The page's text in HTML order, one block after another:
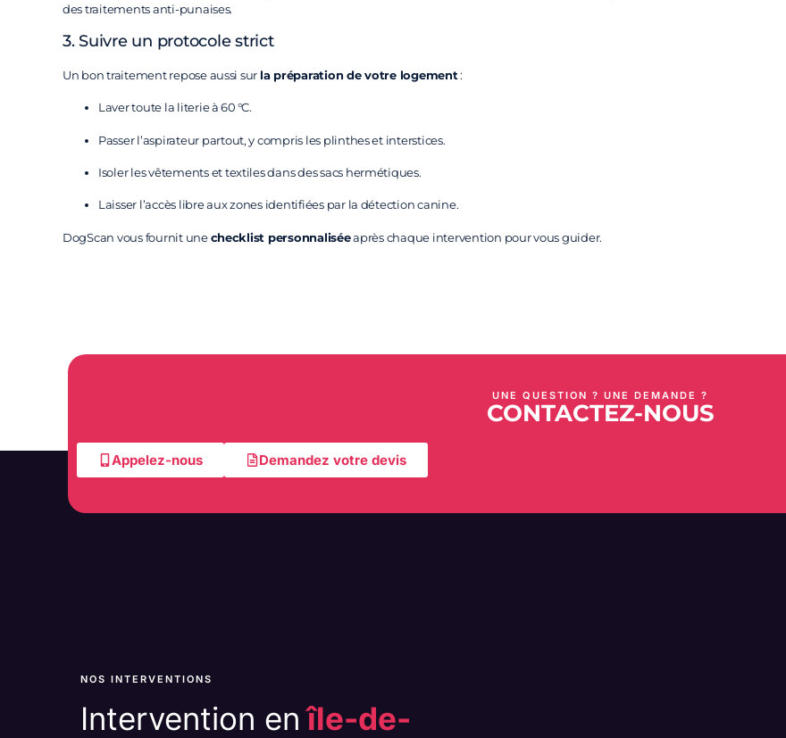
des traitements anti-punaises.
3. Suivre un protocole strict
Un bon traitement repose aussi sur la préparation de votre logement:
Laver toute la literie à 60 °C.
Passer l’aspirateur partout, y compris les plinthes et interstices.
Isoler les vêtements et textiles dans des sacs hermétiques.
Laisser l’accès libre aux zones identifiées par la détection canine.
DogScan vous fournit unechecklist personnaliséeaprès chaque intervention pour vous guider.
UNE QUESTION ? UNE DEMANDE ?
CONTACTEZ-NOUS
Appelez-nous Demandez votre devis
NOS INTERVENTIONS
Intervention enîle-de-